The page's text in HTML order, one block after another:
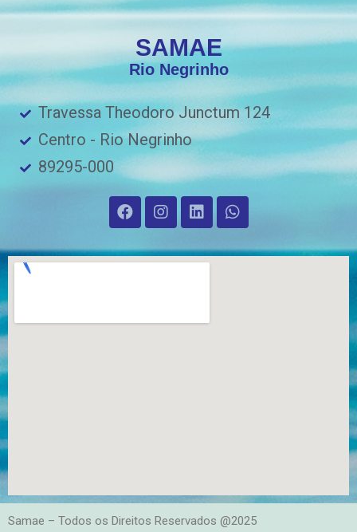
SAMAE
Rio Negrinho
Travessa Theodoro Junctum 124
Centro - Rio Negrinho
89295-000
Samae – Todos os Direitos Reservados @2025